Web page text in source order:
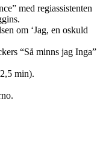
med regiassistenten
om ‘Jag, en oskuld
“Så minns jag Inga”
min).